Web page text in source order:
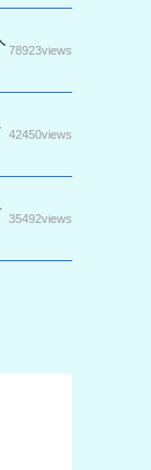
78923views
42450views
35492views